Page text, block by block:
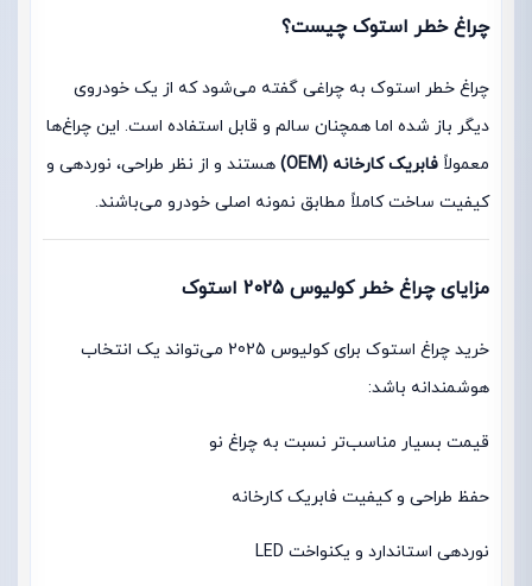
چراغ خطر استوک چیست؟
چراغ خطر استوک به چراغی گفته می‌شود که از یک خودروی
دیگر باز شده اما همچنان سالم و قابل استفاده است. این چراغ‌ها
معمولاً فابریک کارخانه (OEM)
هستند و از نظر طراحی، نوردهی و
کیفیت ساخت کاملاً مطابق نمونه اصلی خودرو می‌باشند.
مزایای چراغ خطر کولیوس 2025 استوک
خرید چراغ استوک برای کولیوس 2025 می‌تواند یک انتخاب
هوشمندانه باشد:
قیمت بسیار مناسب‌تر نسبت به چراغ نو
حفظ طراحی و کیفیت فابریک کارخانه
نوردهی استاندارد و یکنواخت LED